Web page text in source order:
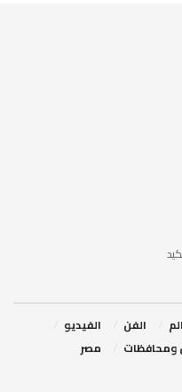
الفن
‏الفيديو
ومحافظات مصر